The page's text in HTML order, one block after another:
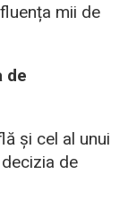
mii de
de
și cel al unui
de